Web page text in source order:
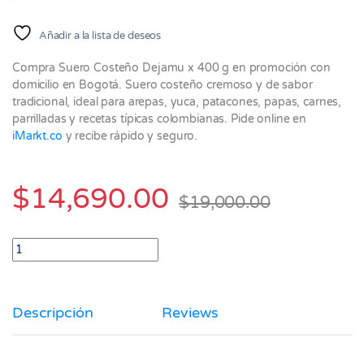
Añadir a la lista de deseos
Compra Suero Costeño Dejamu x 400 g en promoción con
domicilio en Bogotá. Suero costeño cremoso y de sabor
tradicional, ideal para arepas, yuca, patacones, papas, carnes,
parrilladas y recetas típicas colombianas. Pide online en
iMarkt.co y recibe rápido y seguro.
$14,690.00 $19,000.00
Suero Costeno Dejamu x 400 gr quantity
Descripción Reviews